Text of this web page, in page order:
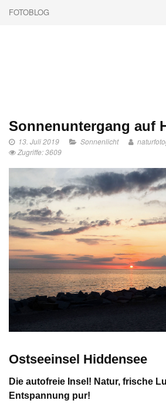
FOTOBLOG
Sonnenuntergang auf
13. Juli 2019 Sonnenlicht
Zugriffe: 3609
Ostseeinsel Hiddensee
Die autofreie Insel! Natur, frische
Entspannung pur!